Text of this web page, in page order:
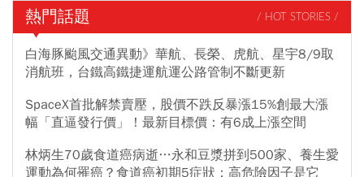
熱門話題 / HOT STORIES /
白海豚颱風交通異動》華航、長榮、虎航、星宇8/9取
消航班，台鐵高鐵捷運航運公路管制不斷更新
SpaceX首批解禁賣壓，股價不跌反暴漲15%創最大漲
幅「直逼發行價」！最新目標價：有6成上漲空間
林炳生70歲食道癌病逝…永和豆漿拼到500家、養生愛
運動為何罹癌？食道癌初期5症狀：高危險因子是它